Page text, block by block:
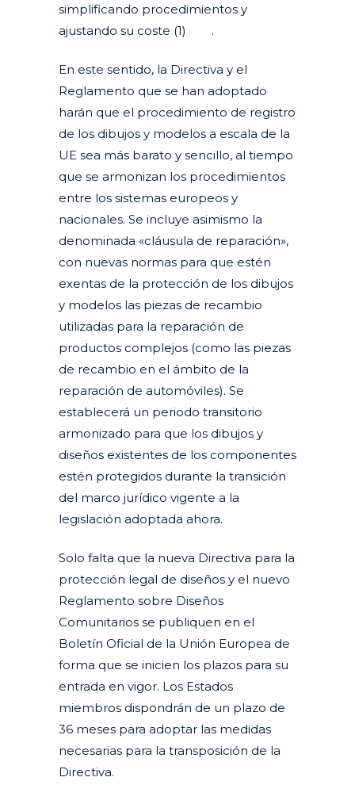
simplificando procedimientos y
ajustando su coste (1) .
En este sentido, la Directiva y el
Reglamento que se han adoptado
harán que el procedimiento de registro
de los dibujos y modelos a escala de la
UE sea más barato y sencillo, al tiempo
que se armonizan los procedimientos
entre los sistemas europeos y
nacionales. Se incluye asimismo la
denominada «cláusula de reparación»,
con nuevas normas para que estén
exentas de la protección de los dibujos
y modelos las piezas de recambio
utilizadas para la reparación de
productos complejos (como las piezas
de recambio en el ámbito de la
reparación de automóviles). Se
establecerá un periodo transitorio
armonizado para que los dibujos y
diseños existentes de los componentes
estén protegidos durante la transición
del marco jurídico vigente a la
legislación adoptada ahora.
Solo falta que la nueva Directiva para la
protección legal de diseños y el nuevo
Reglamento sobre Diseños
Comunitarios se publiquen en el
Boletín Oficial de la Unión Europea de
forma que se inicien los plazos para su
entrada en vigor. Los Estados
miembros dispondrán de un plazo de
36 meses para adoptar las medidas
necesarias para la transposición de la
Directiva.